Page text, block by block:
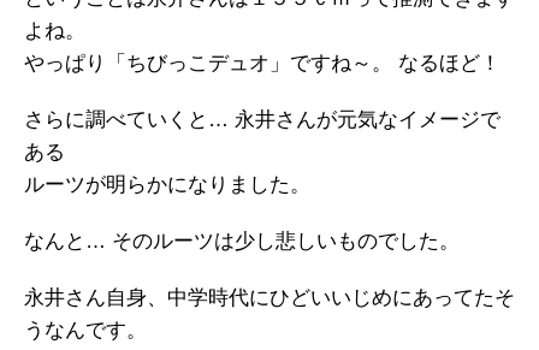
よね。
やっぱり「ちびっこデュオ」ですね～。 なるほど！
さらに調べていくと… 永井さんが元気なイメージで
ある
ルーツが明らかになりました。
なんと… そのルーツは少し悲しいものでした。
永井さん自身、中学時代にひどいいじめにあってたそ
うなんです。